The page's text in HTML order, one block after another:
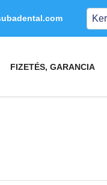
Keresés
FIZETÉS, GARANCIA